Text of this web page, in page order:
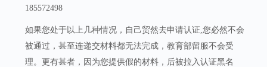
185572498
如果您处于以上几种情况，自己贸然去申请认证,您必然不会
被通过，甚至连递交材料都无法完成，教育部留服不会受
理。更有甚者，因为您提供假的材料，后被拉入认证黑名